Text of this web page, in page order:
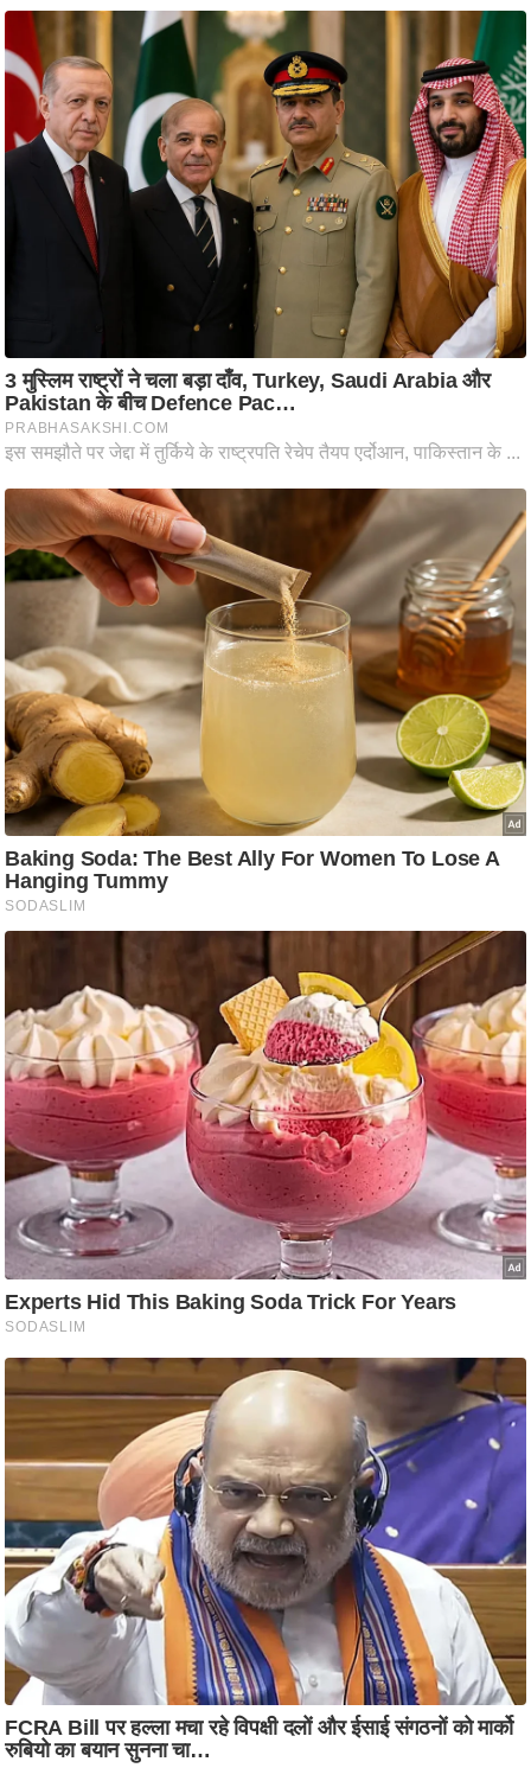
ज
नी
ति
वि
श्ले
यि
क
मा
भू
मि
स्तं
भ
ए
म
.
आ
र
.
आ
ई
.
चा
य
र
स
मी
क्षा
ध
र्म
ज्यो
ति
ष
प्र
हि
/
र्म
स्थ
ल
व्र
त्यो
हा
र